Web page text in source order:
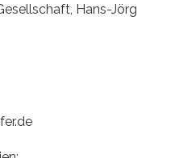
Hans-Jörg